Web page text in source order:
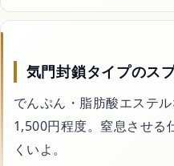
気門封鎖タイプのス
でんぷん・脂肪酸エステ
1,500円程度。窒息させる
くいよ。